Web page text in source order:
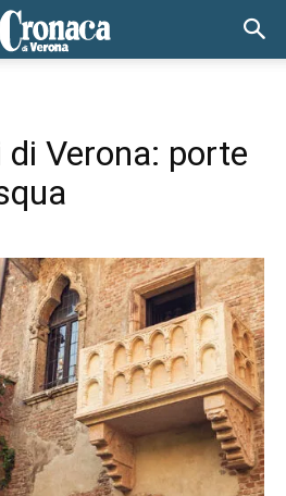
Verona: porte